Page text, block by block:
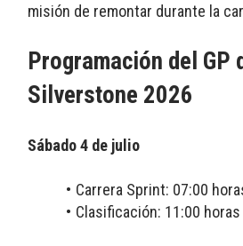
misión de remontar durante la
Programación del GP
Silverstone 2026
Sábado 4 de julio
Carrera Sprint: 07:00
Clasificación: 11:00 horas